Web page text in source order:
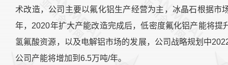
术改造，公司主要以氟化铝生产经营为主，冰晶石根据市
年，2020年扩大产能改造完成后，低密度氟化铝产能将
氢氟酸资源，以及电解铝市场的发展，公司战略规划中
公司产能将增加到6.5万吨/年。